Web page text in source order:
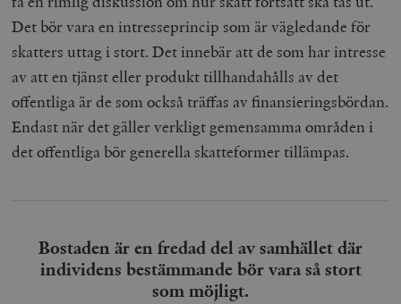
Det bör vara en intresseprincip som är vägledande för
skatters uttag i stort. Det innebär att de som har intresse
av att en tjänst eller produkt tillhandahålls av det
offentliga är de som också träffas av finansieringsbördan.
Endast när det gäller verkligt gemensamma områden i
det offentliga bör generella skatteformer tillämpas.
Bostaden är en fredad del av samhället där
individens bestämmande bör vara så stort
som möjligt.